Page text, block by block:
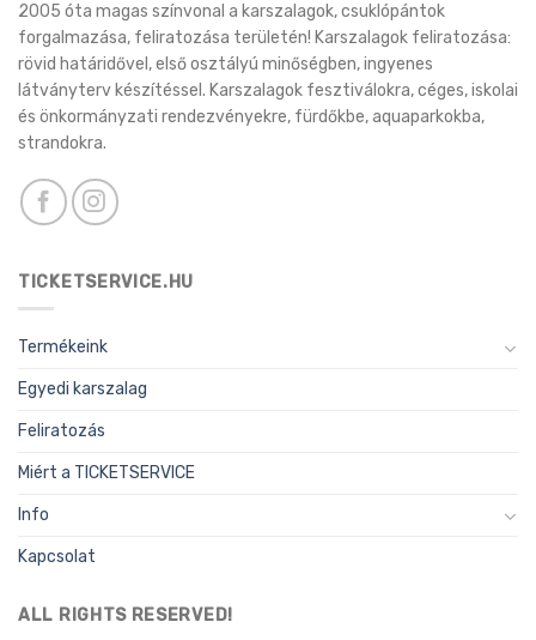
2005 óta magas színvonal a karszalagok, csuklópántok
forgalmazása, feliratozása területén! Karszalagok feliratozása:
rövid határidővel, első osztályú minőségben, ingyenes
látványterv készítéssel. Karszalagok fesztiválokra, céges, iskolai
és önkormányzati rendezvényekre, fürdőkbe, aquaparkokba,
strandokra.
TICKETSERVICE.HU
Termékeink
Egyedi karszalag
Feliratozás
Miért a TICKETSERVICE
Info
Kapcsolat
ALL RIGHTS RESERVED!